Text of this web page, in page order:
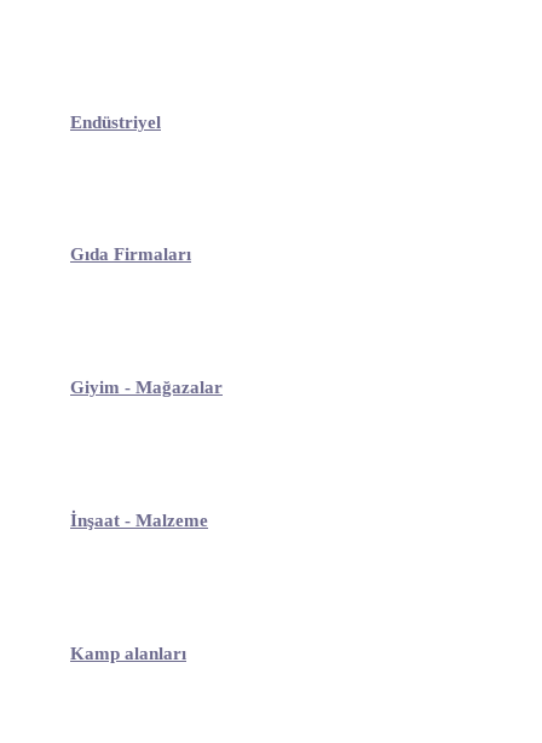
Endüstriyel
Gıda Firmaları
Giyim - Mağazalar
İnşaat - Malzeme
Kamp alanları